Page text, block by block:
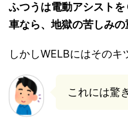
ふつうは電動アシスト
車なら、地獄の苦しみの
しかしWELBにはそのキ
これには驚